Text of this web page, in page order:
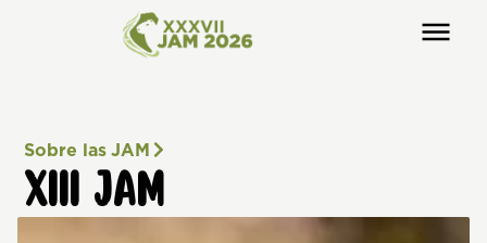
Sobre las JAM
XIII JAM